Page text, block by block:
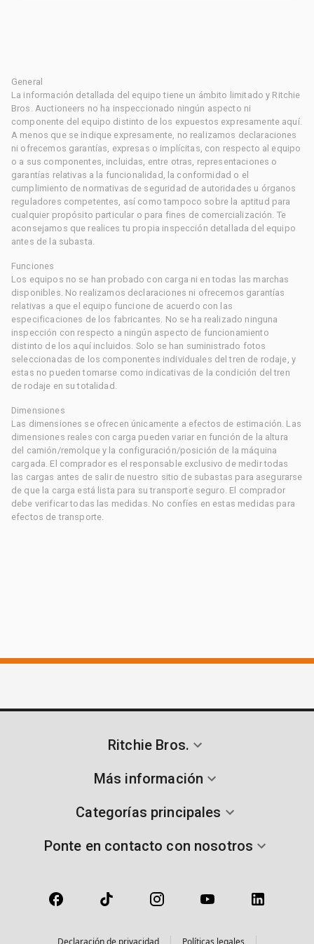
General
La información detallada del equipo tiene un ámbito limitado y Ritchie
Bros. Auctioneers no ha inspeccionado ningún aspecto ni
componente del equipo distinto de los expuestos expresamente aquí.
A menos que se indique expresamente, no realizamos declaraciones
ni ofrecemos garantías, expresas o implícitas, con respecto al equipo
o a sus componentes, incluidas, entre otras, representaciones o
garantías relativas a la funcionalidad, la conformidad o el
cumplimiento de normativas de seguridad de autoridades u órganos
reguladores competentes, así como tampoco sobre la aptitud para
cualquier propósito particular o para fines de comercialización. Te
aconsejamos que realices tu propia inspección detallada del equipo
antes de la subasta.
Funciones
Los equipos no se han probado con carga ni en todas las marchas
disponibles. No realizamos declaraciones ni ofrecemos garantías
relativas a que el equipo funcione de acuerdo con las
especificaciones de los fabricantes. No se ha realizado ninguna
inspección con respecto a ningún aspecto de funcionamiento
distinto de los aquí incluidos. Solo se han suministrado fotos
seleccionadas de los componentes individuales del tren de rodaje, y
estas no pueden tomarse como indicativas de la condición del tren
de rodaje en su totalidad.
Dimensiones
Las dimensiones se ofrecen únicamente a efectos de estimación. Las
dimensiones reales con carga pueden variar en función de la altura
del camión/remolque y la configuración/posición de la máquina
cargada. El comprador es el responsable exclusivo de medir todas
las cargas antes de salir de nuestro sitio de subastas para asegurarse
de que la carga está lista para su transporte seguro. El comprador
debe verificar todas las medidas. No confíes en estas medidas para
efectos de transporte.
Ritchie Bros.
Más información
Categorías principales
Ponte en contacto con nosotros
Declaración de privacidad Políticas legales